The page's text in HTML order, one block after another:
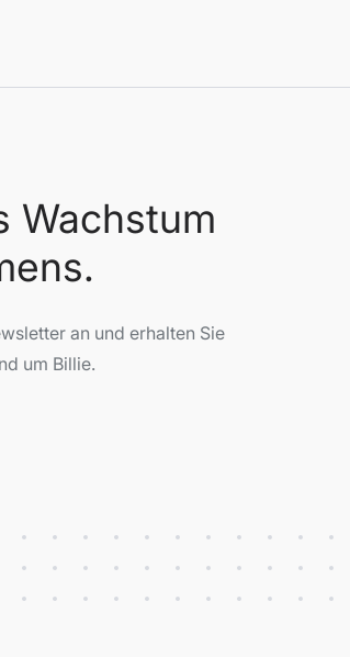
Wachstum
an und erhalten Sie
um Billie.